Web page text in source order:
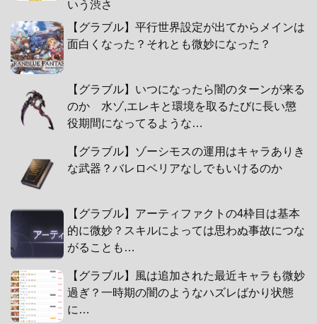
いう渋さ
【グラブル】平行世界設定が出てからメインは
面白くなった？それとも微妙になった？
【グラブル】いつになったら闇のターンが来る
のか 水ゾ,エレキと環境を取るたびに長い懲
役期間になってるような…
【グラブル】ゾーシモスの運用はキャラありき
な武器？バレロベリアなしでもいけるのか
【グラブル】アーティファクトの4枠目は基本
的に微妙？スキルによっては思わぬ事故につな
がることも…
【グラブル】風は追加された最近キャラも微妙
過ぎ？一時期の闇のようなハズレばかり状態
に…